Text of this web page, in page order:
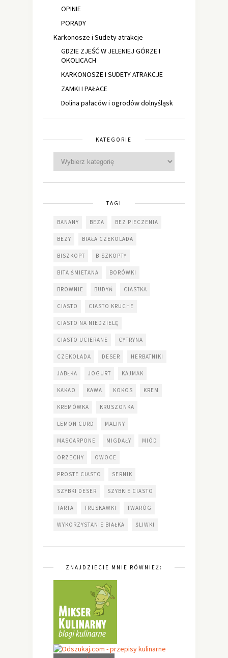
OPINIE
PORADY
Karkonosze i Sudety atrakcje
GDZIE ZJEŚĆ W JELENIEJ GÓRZE I
OKOLICACH
KARKONOSZE I SUDETY ATRAKCJE
ZAMKI I PAŁACE
Dolina pałaców i ogrodów dolnyśląsk
KATEGORIE
TAGI
BANANY BEZA BEZ PIECZENIA
BEZY BIAŁA CZEKOLADA
BISZKOPT BISZKOPTY
BITA ŚMIETANA BORÓWKI
BROWNIE BUDYŃ CIASTKA
CIASTO CIASTO KRUCHE
CIASTO NA NIEDZIELĘ
CIASTO UCIERANE CYTRYNA
CZEKOLADA DESER HERBATNIKI
JABŁKA JOGURT KAJMAK
KAKAO KAWA KOKOS KREM
KREMÓWKA KRUSZONKA
LEMON CURD MALINY
MASCARPONE MIGDAŁY MIÓD
ORZECHY OWOCE
PROSTE CIASTO SERNIK
SZYBKI DESER SZYBKIE CIASTO
TARTA TRUSKAWKI TWARÓG
WYKORZYSTANIE BIAŁKA ŚLIWKI
ZNAJDZIECIE MNIE RÓWNIEŻ: